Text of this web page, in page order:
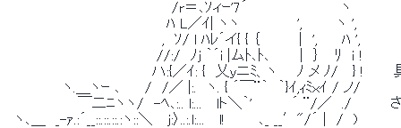
/r＝､ｿィｰ'7´　　　　　　　　　 ヽ
ﾊ L／ｲ| ヽヽ　 　 　 　 ',　　　 ヽ ',
,　ｿ/ l ﾊﾚ´イ{ { ｛ 　 　 ｜ ',　　 ﾊ ',
//:/　ﾉj ｀´i |ムﾄ､ﾄ､　　　|　｝　 ﾘ　ｉ !
ハ:{／ｲ: {　乂ｙニﾐ、ヽ　　ﾉ メ ﾉ/ 　} !　　　具体的
ヽ.＿ヽｰ ､　　 /　/／ |:.　ヽ. { ´￣¨｀　｀}ｲ,ｨﾐｘｲ / ノ/
￣二ﾆヽヽ/　-ﾍ､:.. l:...　 lト＼｀'　　　　´ ¨/／　./　　　　さ
ヽ､＿　_-ｧ.:´__::.::.::.:ヽ::＼　 j:〉..:.l:...　 l! 　 　 ､_ __′"/´ |　/　)